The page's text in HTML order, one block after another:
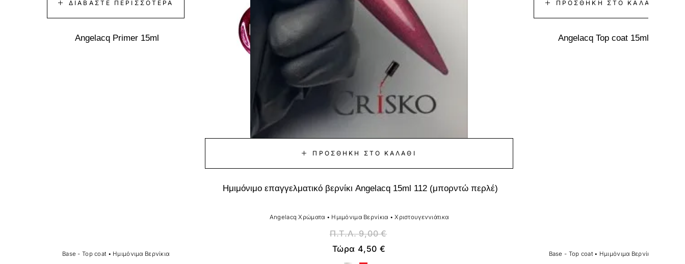
ΔΙΑΒΆΣΤΕ ΠΕΡΙΣΣΌΤΕΡΑ
Angelacq Primer 15ml
Base - Top coat • Ημιμόνιμα Βερνίκια
ΠΡΟΣΘΉΚΗ ΣΤΟ ΚΑΛΆΘΙ
Ημιμόνιμο επαγγελματικό βερνίκι Angelacq 15ml 112 (μπορντώ περλέ)
Angelacq Χρώματα • Ημιμόνιμα Βερνίκια •Χριστουγεννιάτικα
Π.Τ.Λ.9,00€
Τώρα 4,50€
ΠΡΟΣΘΉΚΗ ΣΤΟ ΚΑΛΆΘΙ
Angelacq Top coat 15ml
Base - Top coat• Ημιμόνιμα Βερνίκια